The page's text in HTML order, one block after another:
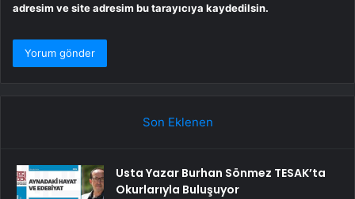
adresim ve site adresim bu tarayıcıya kaydedilsin.
Son Eklenen
Usta Yazar Burhan Sönmez TESAK’ta
Okurlarıyla Buluşuyor